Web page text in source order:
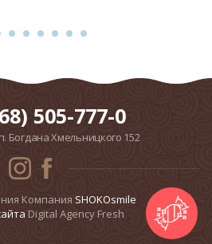
505-777-0
Богдана Хмельницкого 152
Компания SHOKOsmile
Digital Agency Fresh